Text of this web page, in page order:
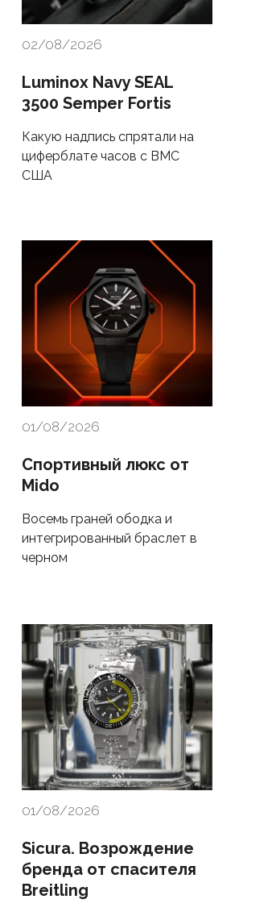
02/08/2026
Luminox Navy SEAL
3500 Semper Fortis
Какую надпись спрятали на
циферблате часов с ВМС
США
01/08/2026
Спортивный люкс от
Mido
Восемь граней ободка и
интегрированный браслет в
черном
01/08/2026
Sicura. Возрождение
бренда от спасителя
Breitling